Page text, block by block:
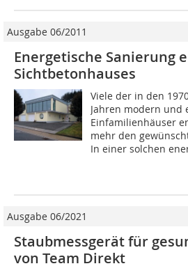
Ausgabe 06/2011
Energetische Sanierung
Sichtbetonhauses
Viele der in den
Jahren modern und
Einfamilienhäuser
mehr den
In einer solchen
Ausgabe 06/2021
Staubmessgerät für
von Team Direkt